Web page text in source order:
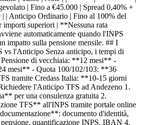
| Fino a €45.000 | Spread 0,40% +
| Anticipo Ordinario | Fino al 100% del
superiori | **Nessuna rata
automaticamente quando l'INPS
impatto sulla pensione mensile. ## I
vs l'Anticipo Senza anticipo, i tempi di
di vecchiaia: **12 mesi** -
mesi** - Quota 100/102/103: **36
tramite Credass Italia: **10-15 giorni
l'Anticipo TFS ad Andezeno 1.
per una consulenza gratuita 2.
TFS** all'INPS tramite portale online
documento d'identità,
quantificazione INPS, IBAN 4.